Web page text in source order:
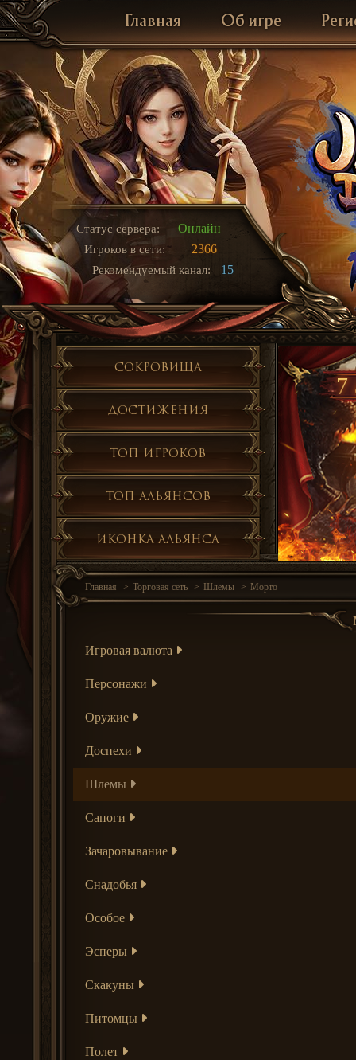
Главная Об игре
Статус сервера: Онлайн
Игроков в сети: 2366
Рекомендуемый канал: 15
Сокровища
Достижения
Топ игроков
Топ альянсов
Иконка альянса
7
Главная Торговая сеть Шлемы Морто
Игровая валюта
Персонажи
Оружие
Доспехи
Шлемы
Сапоги
Зачаровывание
Снадобья
Особое
Эсперы
Скакуны
Питомцы
Полет